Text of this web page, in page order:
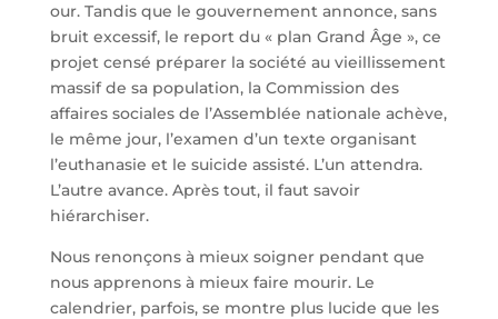
our. Tandis que le gouvernement annonce, sans
bruit excessif, le report du « plan Grand Âge », ce
projet censé préparer la société au vieillissement
massif de sa population, la Commission des
affaires sociales de l’Assemblée nationale achève,
le même jour, l’examen d’un texte organisant
l’euthanasie et le suicide assisté. L’un attendra.
L’autre avance. Après tout, il faut savoir
hiérarchiser.
Nous renonçons à mieux soigner pendant que
nous apprenons à mieux faire mourir. Le
calendrier, parfois, se montre plus lucide que les